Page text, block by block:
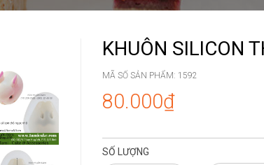
KHUÔN SILICON
MÃ SỐ SẢN PHẨM: 1592
80.000₫
SỐ LƯỢNG